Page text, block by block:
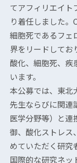
てアフィリエイト
り着任しました
細胞死であるフェ
界をリードしてお
酸化、細胞死、疾
います。
本公募では、東北
先生ならびに関連
医学分野等）と連
御、酸化ストレス
めていただく研究
国際的な研究ネッ